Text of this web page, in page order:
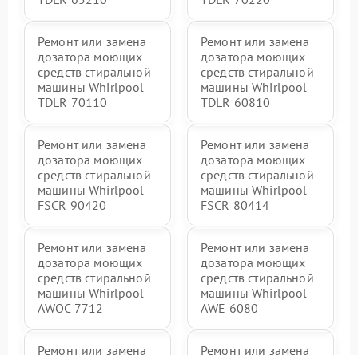
Ремонт или замена
дозатора моющих
средств стиральной
машины Whirlpool
TDLR 70110
Ремонт или замена
дозатора моющих
средств стиральной
машины Whirlpool
TDLR 60810
Ремонт или замена
дозатора моющих
средств стиральной
машины Whirlpool
FSCR 90420
Ремонт или замена
дозатора моющих
средств стиральной
машины Whirlpool
FSCR 80414
Ремонт или замена
дозатора моющих
средств стиральной
машины Whirlpool
AWOC 7712
Ремонт или замена
дозатора моющих
средств стиральной
машины Whirlpool
AWE 6080
Ремонт или замена
Ремонт или замена